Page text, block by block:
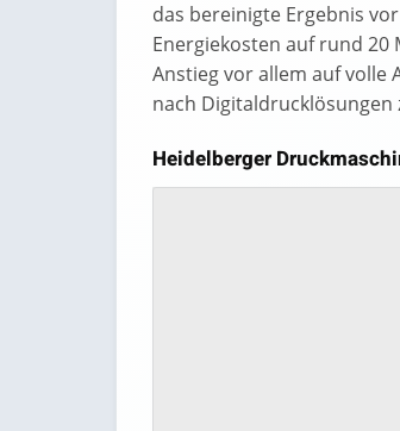
das bereinigte Ergebnis
Energiekosten auf rund
Anstieg vor allem auf volle
nach Digitaldrucklösungen
Heidelberger